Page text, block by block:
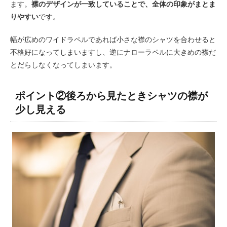
ます。 襟のデザインが一致していることで、全体の印象がまとま
りやすいです。
幅が広めのワイドラペルであれば小さな襟のシャツを合わせると
不格好になってしまいますし、逆にナローラペルに大きめの襟だ
とだらしなくなってしまいます。
ポイント②後ろから見たときシャツの襟が
少し見える